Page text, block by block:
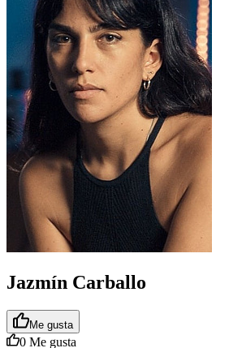
Jazmín Carballo
Me gusta
0 Me gusta